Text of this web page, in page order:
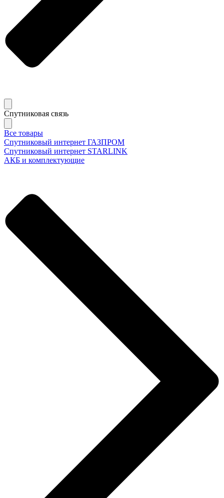
Спутниковая связь
Все товары
Спутниковый интернет ГАЗПРОМ
Спутниковый интернет STARLINK
АКБ и комплектующие